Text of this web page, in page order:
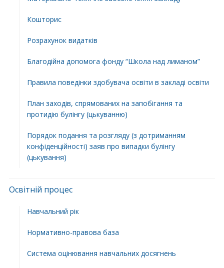
Кошторис
Розрахунок видатків
Благодійна допомога фонду “Школа над лиманом”
Правила поведінки здобувача освіти в закладі освіти
План заходів, спрямованих на запобігання та
протидію булінгу (цькуванню)
Порядок подання та розгляду (з дотриманням
конфіденційності) заяв про випадки булінгу
(цькування)
Освітній процес
Навчальний рік
Нормативно-правова база
Система оцінювання навчальних досягнень